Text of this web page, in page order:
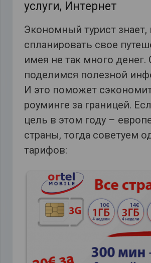
услуги, Интернет
Экономный турист знает,
спланировать свое
имея не так много
поделимся полезной
И это поможет
роуминге за границей.
цель в этом году –
страны, тогда советуем
тарифов: